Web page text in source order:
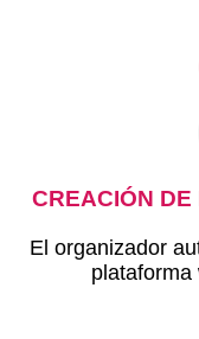
CREACIÓN
El organizador
plataforma